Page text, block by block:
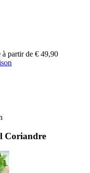
à partir de € 49,90
Coriandre